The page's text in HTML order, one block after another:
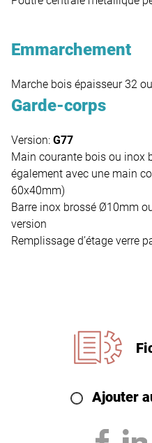
Emmarchement
Marche bois épaisseur 32
Garde-corps
Version: G77
Main courante bois ou inox
également avec une main
60x40mm)
Barre inox brossé Ø10mm
version
Remplissage d’étage verre
Ajouter